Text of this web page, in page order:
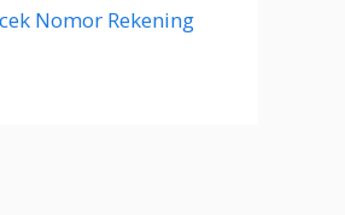
Nomor Rekening